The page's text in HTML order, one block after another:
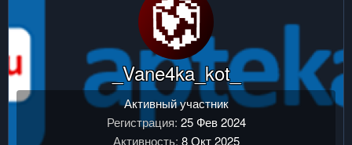
_Vane4ka_kot_
Активный участник
Регистрация 25 Фев 2024
Активность 8 Окт 2025